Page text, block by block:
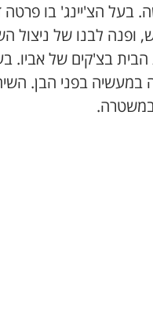
בעל הצ'יינג' בו
ופנה לבנו של ניצול
הבית בצ'קים של אביו.
במעשיה בפני הבן.